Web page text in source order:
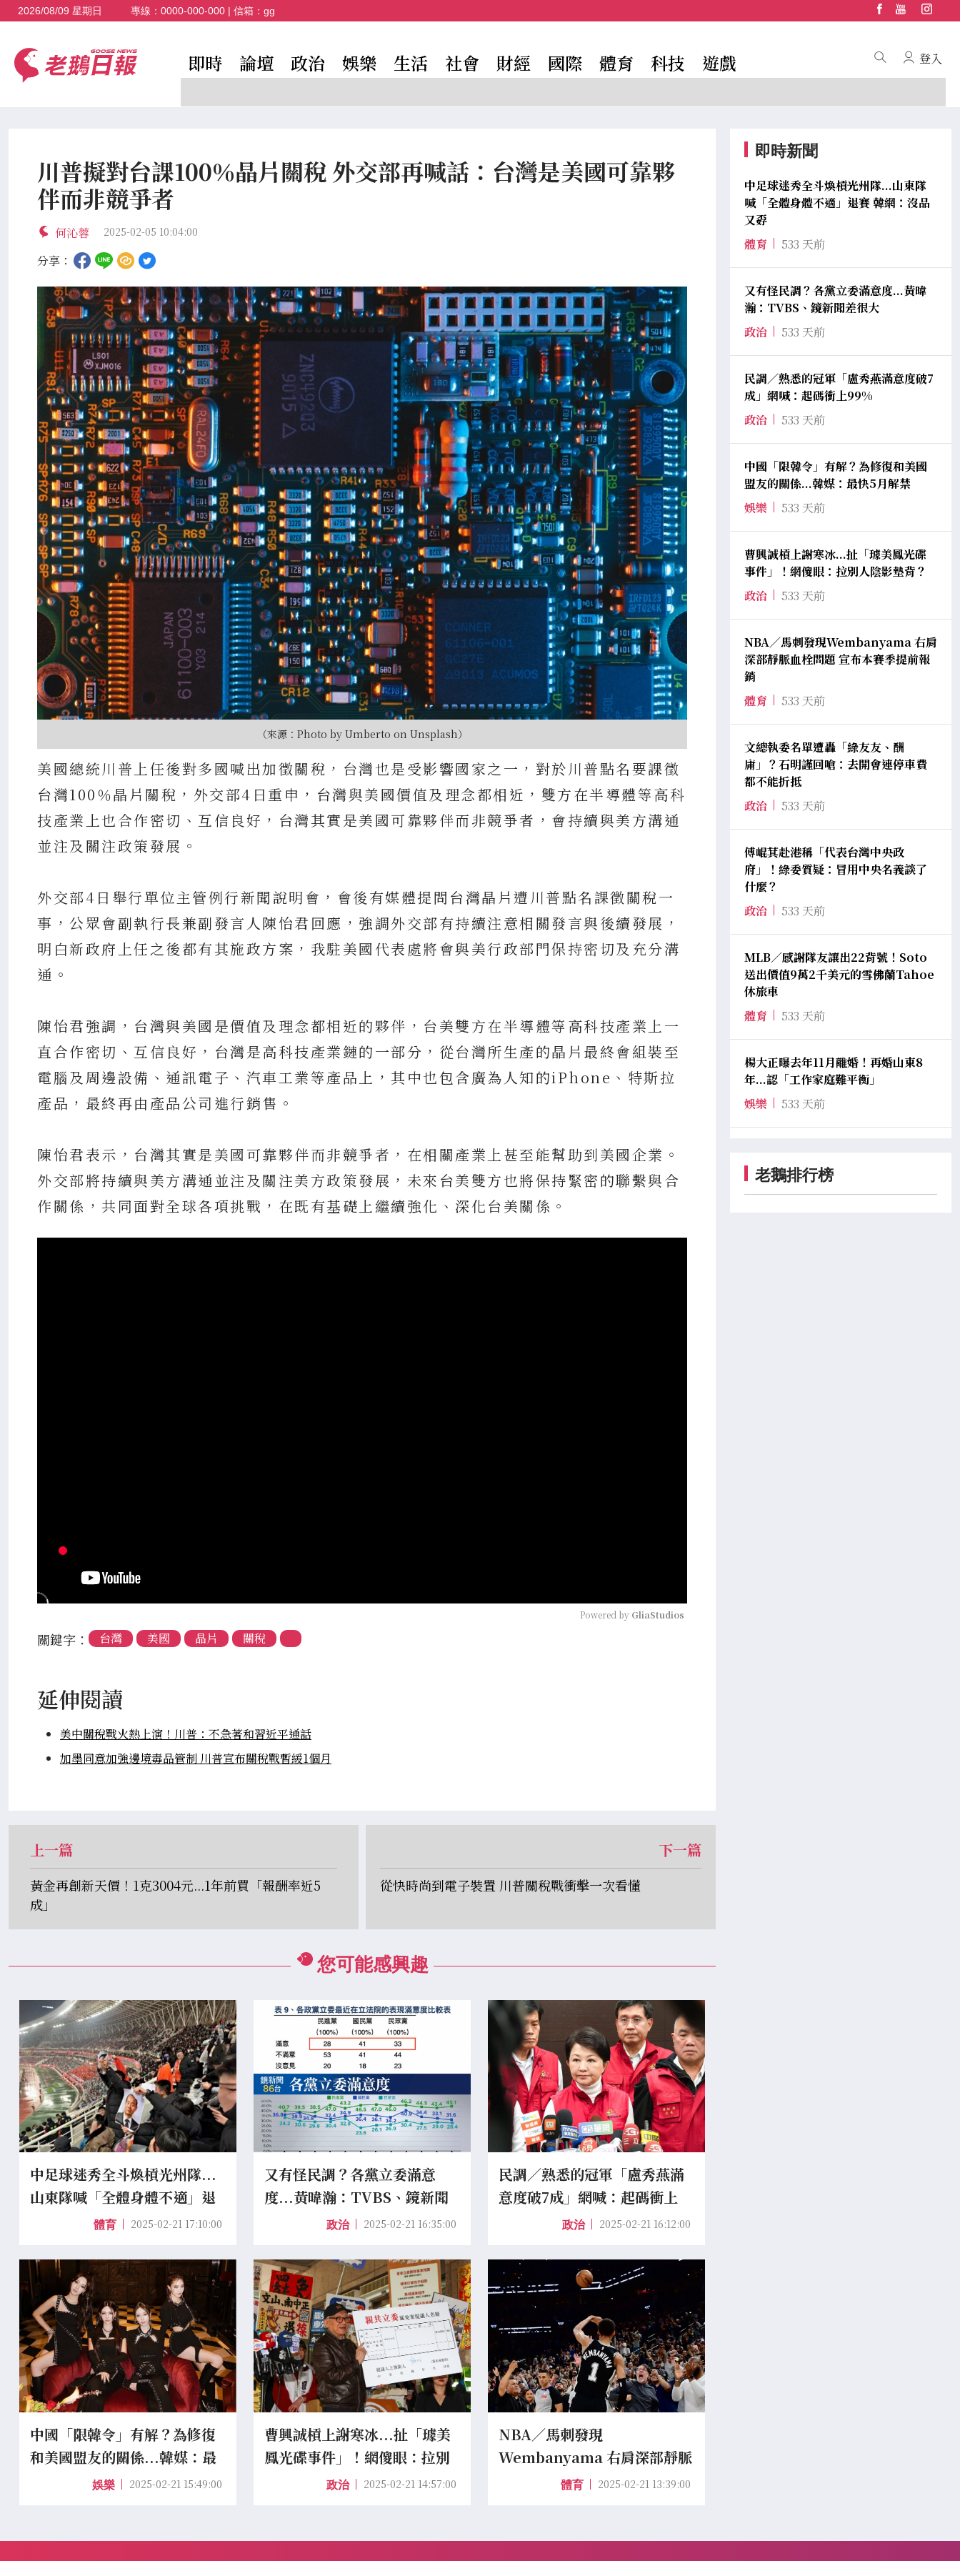
2026/08/09 星期日 專線： 0000-000-000 | 信箱： gg
即時 論壇 政治 娛樂 生活 社會 財經 國際 體育 科技 遊戲 登入
川普擬對台課100％晶片關稅 外交部再喊話：台灣是美國可靠夥
伴而非競爭者
何沁蓉 2025-02-05 10:04:00
分享：
（來源：Photo by Umberto on Unsplash）
美國總統川普上任後對多國喊出加徵關稅，台灣也是受影響國家之一，對於川普點名要課徵
台灣100％晶片關稅，外交部4日重申，台灣與美國價值及理念都相近，雙方在半導體等高科
技產業上也合作密切、互信良好，台灣其實是美國可靠夥伴而非競爭者，會持續與美方溝通
並注及關注政策發展。
外交部4日舉行單位主管例行新聞說明會，會後有媒體提問台灣晶片遭川普點名課徵關稅一
事，公眾會副執行長兼副發言人陳怡君回應，強調外交部有持續注意相關發言與後續發展，
明白新政府上任之後都有其施政方案，我駐美國代表處將會與美行政部門保持密切及充分溝
通。
陳怡君強調，台灣與美國是價值及理念都相近的夥伴，台美雙方在半導體等高科技產業上一
直合作密切、互信良好，台灣是高科技產業鏈的一部分，從台灣所生產的晶片最終會組裝至
電腦及周邊設備、通訊電子、汽車工業等產品上，其中也包含廣為人知的iPhone、特斯拉
產品，最終再由產品公司進行銷售。
陳怡君表示，台灣其實是美國可靠夥伴而非競爭者，在相關產業上甚至能幫助到美國企業。
外交部將持續與美方溝通並注及關注美方政策發展，未來台美雙方也將保持緊密的聯繫與合
作關係，共同面對全球各項挑戰，在既有基礎上繼續強化、深化台美關係。
Powered by GliaStudios
關鍵字： 台灣 美國 晶片 關稅
延伸閱讀
美中關稅戰火熱上演！川普：不急著和習近平通話
加墨同意加強邊境毒品管制 川普宣布關稅戰暫緩1個月
上一篇
黃金再創新天價！1克3004元...1年前買「報酬率近5
成」
下一篇
從快時尚到電子裝置 川普關稅戰衝擊一次看懂
您可能感興趣
中足球迷秀全斗煥槓光州隊...
山東隊喊「全體身體不適」退
賽 韓網：沒品又孬
體育 2025-02-21 17:10:00
又有怪民調？各黨立委滿意
度...黃暐瀚：TVBS、鏡新聞
政治 2025-02-21 16:35:00
民調／熟悉的冠軍「盧秀燕滿
意度破7成」網喊：起碼衝上
政治 2025-02-21 16:12:00
中國「限韓令」有解？為修復
和美國盟友的關係...韓媒：最
快5月解禁娛樂 2025-02-21 15:49:00
曹興誠槓上謝寒冰...扯「璩美
鳳光碟事件」！網傻眼：拉別
人陰影墊背？
政治 2025-02-21 14:57:00
NBA／馬刺發現
Wembanyama 右肩深部靜脈
血栓問題 宣布本賽季提前報銷
體育 2025-02-21 13:39:00
即時新聞
中足球迷秀全斗煥槓光州隊...山東隊
喊「全體身體不適」退賽 韓網：沒品
又孬
體育
533 天前
又有怪民調？各黨立委滿意度...黃暐
瀚：TVBS、鏡新聞差很大
政治
533 天前
民調／熟悉的冠軍「盧秀燕滿意度破7
成」網喊：起碼衝上99%
政治
533 天前
中國「限韓令」有解？為修復和美國
盟友的關係...韓媒：最快5月解禁
娛樂
533 天前
曹興誠槓上謝寒冰...扯「璩美鳳光碟
事件」！網傻眼：拉別人陰影墊背？
政治
533 天前
NBA／馬刺發現Wembanyama 右肩
深部靜脈血栓問題 宣布本賽季提前報
銷
體育
533 天前
文總執委名單遭轟「綠友友、酬
庸」？石明謹回嗆：去開會連停車費
都不能折抵
政治
533 天前
傅崐萁赴港稱「代表台灣中央政
府」！綠委質疑：冒用中央名義談了
什麼？
政治
533 天前
MLB／感謝隊友讓出22背號！Soto
送出價值9萬2千美元的雪佛蘭Tahoe
休旅車
體育
533 天前
楊大正曝去年11月離婚！再婚山東8
年...認「工作家庭難平衡」
娛樂
533 天前
老鵝排行榜